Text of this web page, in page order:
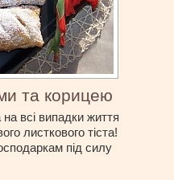
та корицею
всі випадки життя
листкового тіста!
під силу